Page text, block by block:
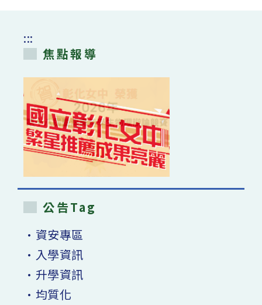
:::
焦點報導
公告Tag
•資安專區
•入學資訊
•升學資訊
•均質化